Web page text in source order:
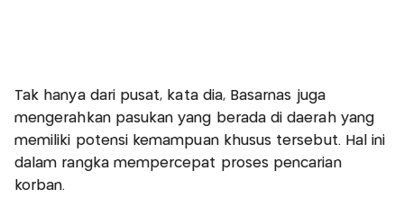
Tak hanya dari pusat, kata dia, Basarnas juga
mengerahkan pasukan yang berada di daerah yang
memiliki potensi kemampuan khusus tersebut. Hal ini
dalam rangka mempercepat proses pencarian
korban.